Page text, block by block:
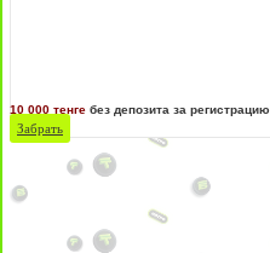
10 000 тенге без депозита за регистрацию
Забрать